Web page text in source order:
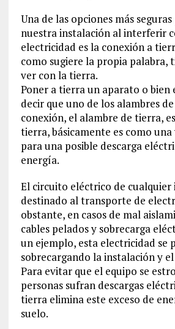
Una de las opciones más
nuestra instalación al interferir
electricidad es la conexión a
como sugiere la propia palabra,
ver con la tierra.
Poner a tierra un aparato o bien
decir que uno de los alambres
conexión, el alambre de tierra,
tierra, básicamente es como una
para una posible descarga
energía.
El circuito eléctrico de cualquier
destinado al transporte de
obstante, en casos de mal
cables pelados y sobrecarga
un ejemplo, esta electricidad se
sobrecargando la instalación y
Para evitar que el equipo se
personas sufran descargas
tierra elimina este exceso de
suelo.